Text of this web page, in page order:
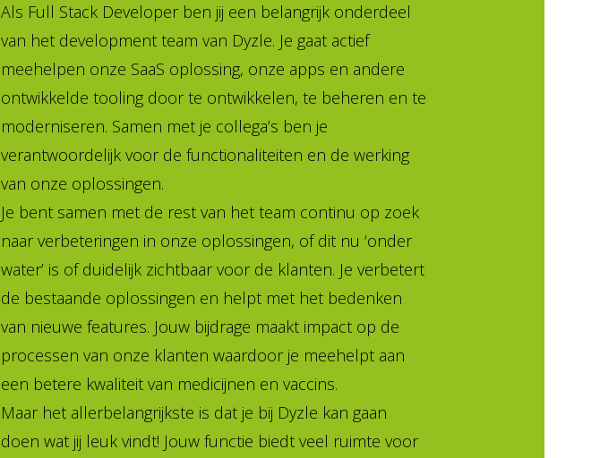
Als Full Stack Developer ben jij een belangrijk onderdeel
van het development team van Dyzle. Je gaat actief
meehelpen onze SaaS oplossing, onze apps en andere
ontwikkelde tooling door te ontwikkelen, te beheren en te
moderniseren. Samen met je collega’s ben je
verantwoordelijk voor de functionaliteiten en de werking
van onze oplossingen.
Je bent samen met de rest van het team continu op zoek
naar verbeteringen in onze oplossingen, of dit nu ‘onder
water’ is of duidelijk zichtbaar voor de klanten. Je verbetert
de bestaande oplossingen en helpt met het bedenken
van nieuwe features. Jouw bijdrage maakt impact op de
processen van onze klanten waardoor je meehelpt aan
een betere kwaliteit van medicijnen en vaccins.
Maar het allerbelangrijkste is dat je bij Dyzle kan gaan
doen wat jij leuk vindt! Jouw functie biedt veel ruimte voor